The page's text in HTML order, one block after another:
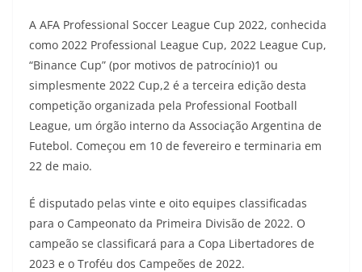
A AFA Professional Soccer League Cup 2022, conhecida
como 2022 Professional League Cup, 2022 League Cup,
“Binance Cup” (por motivos de patrocínio)1 ou
simplesmente 2022 Cup,2 é a terceira edição desta
competição organizada pela Professional Football
League, um órgão interno da Associação Argentina de
Futebol. Começou em 10 de fevereiro e terminaria em
22 de maio.
É disputado pelas vinte e oito equipes classificadas
para o Campeonato da Primeira Divisão de 2022. O
campeão se classificará para a Copa Libertadores de
2023 e o Troféu dos Campeões de 2022.